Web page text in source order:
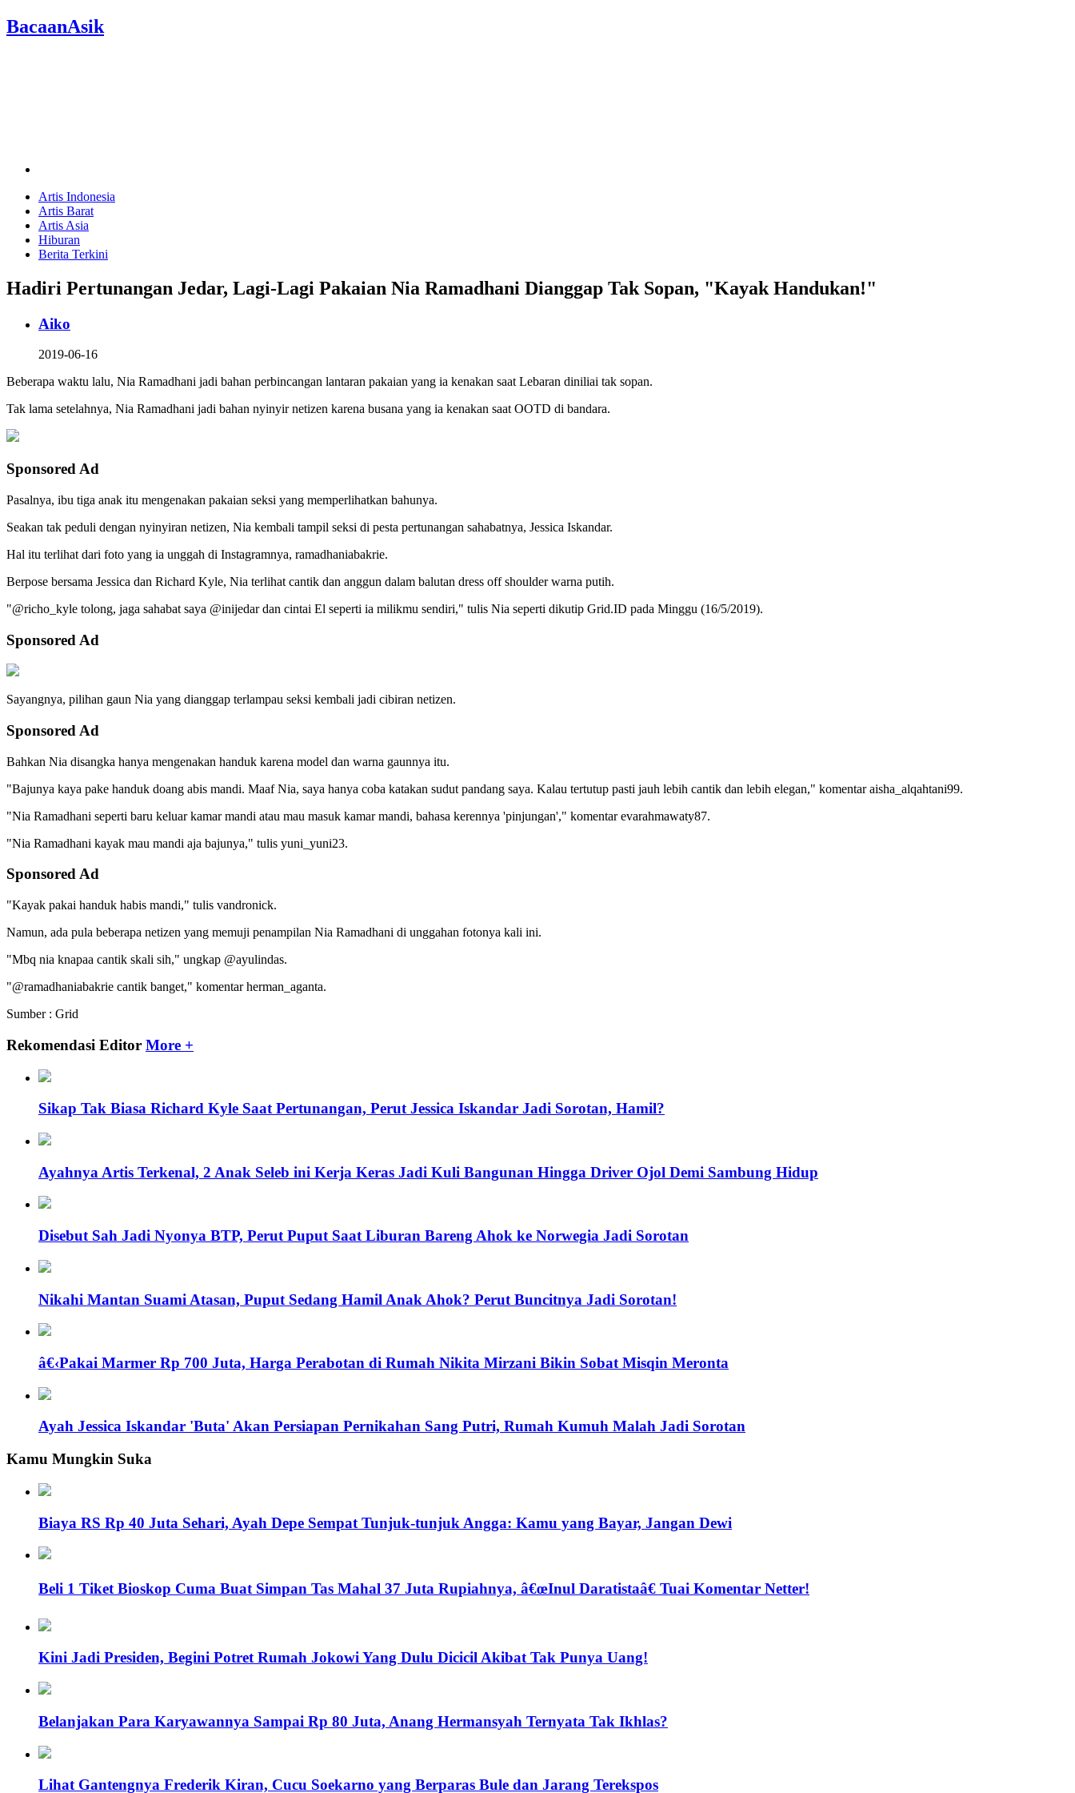
BacaanAsik
Artis Indonesia
Artis Barat
Artis Asia
Hiburan
Berita Terkini
Hadiri Pertunangan Jedar, Lagi-Lagi Pakaian Nia Ramadhani Dianggap Tak Sopan, "Kayak Handukan!"
Aiko
2019-06-16
Beberapa waktu lalu, Nia Ramadhani jadi bahan perbincangan lantaran pakaian yang ia kenakan saat Lebaran diniliai tak sopan.
Tak lama setelahnya, Nia Ramadhani jadi bahan nyinyir netizen karena busana yang ia kenakan saat OOTD di bandara.
Sponsored Ad
Pasalnya, ibu tiga anak itu mengenakan pakaian seksi yang memperlihatkan bahunya.
Seakan tak peduli dengan nyinyiran netizen, Nia kembali tampil seksi di pesta pertunangan sahabatnya, Jessica Iskandar.
Hal itu terlihat dari foto yang ia unggah di Instagramnya, ramadhaniabakrie.
Berpose bersama Jessica dan Richard Kyle, Nia terlihat cantik dan anggun dalam balutan dress off shoulder warna putih.
"@richo_kyle tolong, jaga sahabat saya @inijedar dan cintai El seperti ia milikmu sendiri," tulis Nia seperti dikutip Grid.ID pada Minggu (16/5/2019).
Sponsored Ad
Sayangnya, pilihan gaun Nia yang dianggap terlampau seksi kembali jadi cibiran netizen.
Sponsored Ad
Bahkan Nia disangka hanya mengenakan handuk karena model dan warna gaunnya itu.
"Bajunya kaya pake handuk doang abis mandi. Maaf Nia, saya hanya coba katakan sudut pandang saya. Kalau tertutup pasti jauh lebih cantik dan lebih elegan," komentar aisha_alqahtani99.
"Nia Ramadhani seperti baru keluar kamar mandi atau mau masuk kamar mandi, bahasa kerennya 'pinjungan'," komentar evarahmawaty87.
"Nia Ramadhani kayak mau mandi aja bajunya," tulis yuni_yuni23.
Sponsored Ad
"Kayak pakai handuk habis mandi," tulis vandronick.
Namun, ada pula beberapa netizen yang memuji penampilan Nia Ramadhani di unggahan fotonya kali ini.
"Mbq nia knapaa cantik skali sih," ungkap @ayulindas.
"@ramadhaniabakrie cantik banget," komentar herman_aganta.
Sumber : Grid
Rekomendasi Editor More +
Sikap Tak Biasa Richard Kyle Saat Pertunangan, Perut Jessica Iskandar Jadi Sorotan, Hamil?
Ayahnya Artis Terkenal, 2 Anak Seleb ini Kerja Keras Jadi Kuli Bangunan Hingga Driver Ojol Demi Sambung Hidup
Disebut Sah Jadi Nyonya BTP, Perut Puput Saat Liburan Bareng Ahok ke Norwegia Jadi Sorotan
Nikahi Mantan Suami Atasan, Puput Sedang Hamil Anak Ahok? Perut Buncitnya Jadi Sorotan!
â€‹Pakai Marmer Rp 700 Juta, Harga Perabotan di Rumah Nikita Mirzani Bikin Sobat Misqin Meronta
Ayah Jessica Iskandar 'Buta' Akan Persiapan Pernikahan Sang Putri, Rumah Kumuh Malah Jadi Sorotan
Kamu Mungkin Suka
Biaya RS Rp 40 Juta Sehari, Ayah Depe Sempat Tunjuk-tunjuk Angga: Kamu yang Bayar, Jangan Dewi
Beli 1 Tiket Bioskop Cuma Buat Simpan Tas Mahal 37 Juta Rupiahnya, â€œInul Daratistaâ€ Tuai Komentar Netter!
Kini Jadi Presiden, Begini Potret Rumah Jokowi Yang Dulu Dicicil Akibat Tak Punya Uang!
Belanjakan Para Karyawannya Sampai Rp 80 Juta, Anang Hermansyah Ternyata Tak Ikhlas?
Lihat Gantengnya Frederik Kiran, Cucu Soekarno yang Berparas Bule dan Jarang Terekspos